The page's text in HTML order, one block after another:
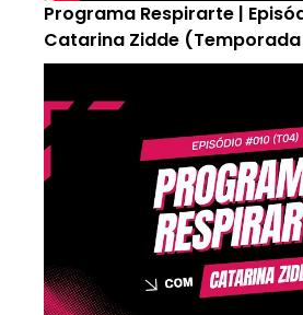
Programa Respirarte |
Catarina Zidde